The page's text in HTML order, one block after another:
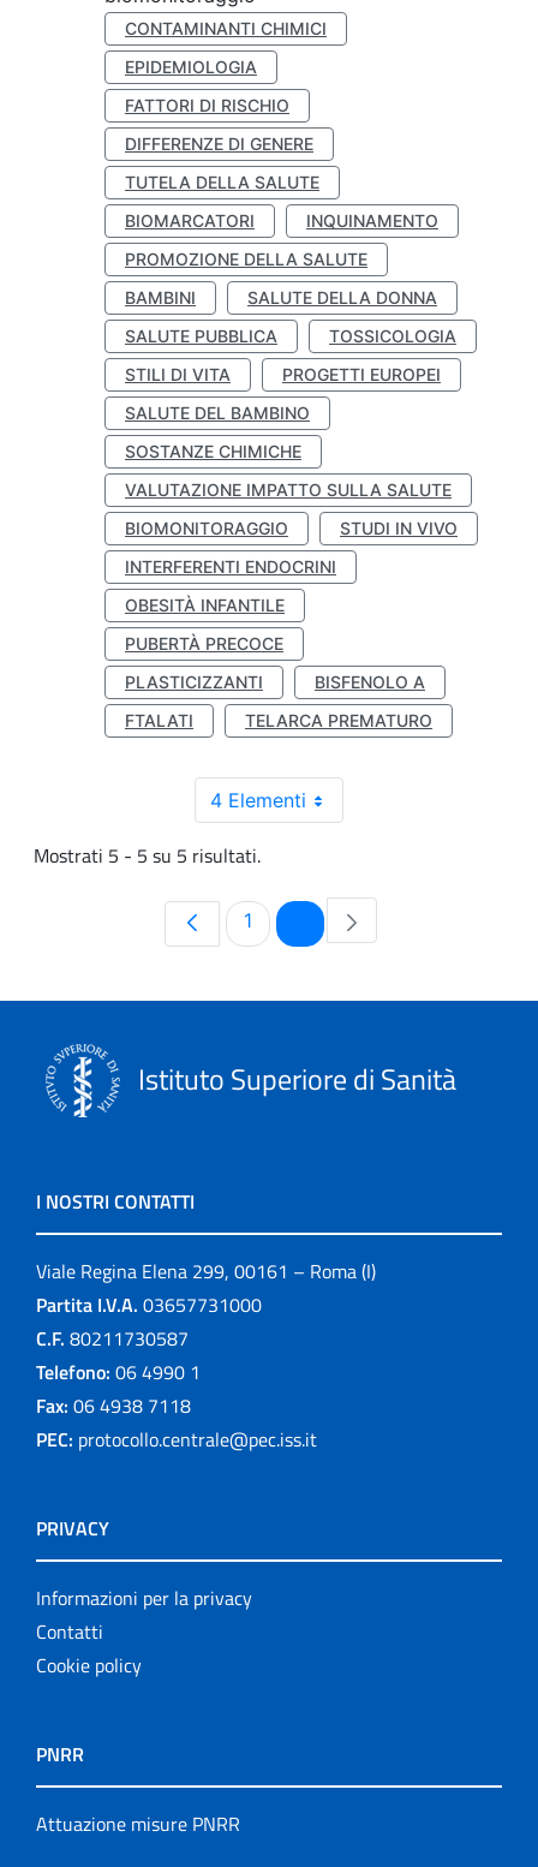
CONTAMINANTI CHIMICI
EPIDEMIOLOGIA
FATTORI DI RISCHIO
DIFFERENZE DI GENERE
TUTELA DELLA SALUTE
BIOMARCATORI
INQUINAMENTO
PROMOZIONE DELLA SALUTE
BAMBINI
SALUTE DELLA DONNA
SALUTE PUBBLICA
TOSSICOLOGIA
STILI DI VITA
PROGETTI EUROPEI
SALUTE DEL BAMBINO
SOSTANZE CHIMICHE
VALUTAZIONE IMPATTO SULLA SALUTE
BIOMONITORAGGIO
STUDI IN VIVO
INTERFERENTI ENDOCRINI
OBESITÀ INFANTILE
PUBERTÀ PRECOCE
PLASTICIZZANTI
BISFENOLO A
FTALATI
TELARCA PREMATURO
4 Elementi
Mostrati 5 - 5 su 5 risultati.
Pagina
1 Pagina
Istituto Superiore di Sanità
I NOSTRI CONTATTI
Viale Regina Elena 299, 00161 – Roma (I)
Partita I.V.A. 03657731000
C.F. 80211730587
Telefono: 06 4990 1
Fax: 06 4938 7118
PEC: protocollo.centrale@pec.iss.it
PRIVACY
Informazioni per la privacy
Contatti
Cookie policy
PNRR
Attuazione misure PNRR